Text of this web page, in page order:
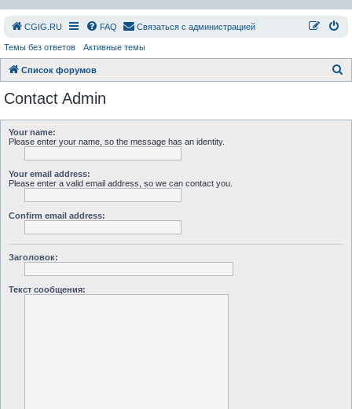
СGIG.RU FAQ Связаться с администрацией
Темы без ответов Активные темы
Список форумов
Contact Admin
Your name:
Please enter your name, so the message has an identity.
Your email address:
Please enter a valid email address, so we can contact you.
Confirm email address:
Заголовок:
Текст сообщения: